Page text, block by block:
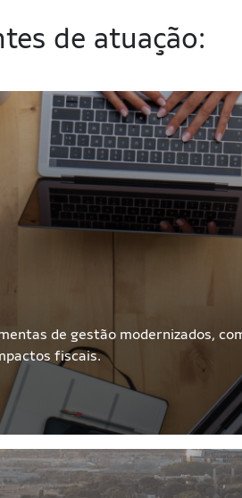
de atuação:
de gestão modernizados,
fiscais.